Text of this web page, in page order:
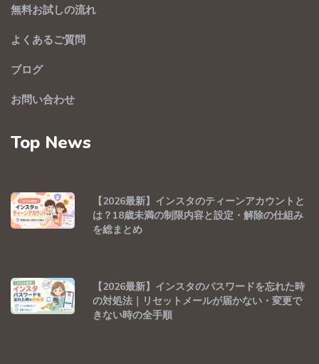
無料お試しの流れ
よくあるご質問
ブログ
お問い合わせ
Top News
【2026最新】インスタのティーンアカウントと
は？18歳未満の制限内容と設定・解除の仕組み
を総まとめ
【2026最新】インスタのパスワードを忘れた時
の対処法｜リセットメールが届かない・変更で
きない時の全手順